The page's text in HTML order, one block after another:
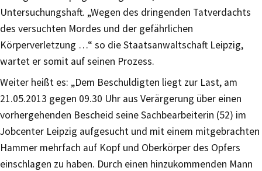
Untersuchungshaft. „Wegen des dringenden Tatverdachts
des versuchten Mordes und der gefährlichen
Körperverletzung …“ so die Staatsanwaltschaft Leipzig,
wartet er somit auf seinen Prozess.
Weiter heißt es: „Dem Beschuldigten liegt zur Last, am
21.05.2013 gegen 09.30 Uhr aus Verärgerung über einen
vorhergehenden Bescheid seine Sachbearbeiterin (52) im
Jobcenter Leipzig aufgesucht und mit einem mitgebrachten
Hammer mehrfach auf Kopf und Oberkörper des Opfers
einschlagen zu haben. Durch einen hinzukommenden Mann